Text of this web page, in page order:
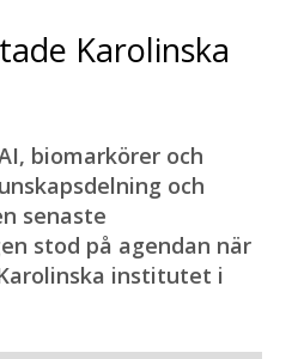
Karolinska
biomarkörer och
och
senaste
stod på agendan när
institutet i